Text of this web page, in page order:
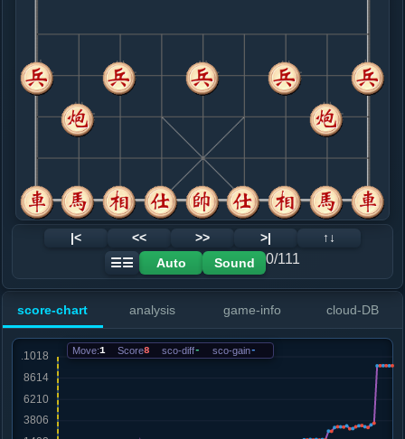
8. 炮二平四
红+83
.....车８平２
红+95
9. 炮八进五
红+23
.....马４进２
10. 车六进七
红+116
.....砲３退２
红+267
红+5
车二进七
.....士４进５
红+165
车１平４
12. 车六平七
红+66
红+69
13. 炮四进六
红+76
.....车２进３
红+1490
车２退３
15. 马七退六
.....车１平５
16. 车七平六
|< << >> >|
↑↓
☰☰
Auto Sound 0/111
score-chart analysis game-info cloud-DB
Move:1 Score8 sco-diff- sco-gain-